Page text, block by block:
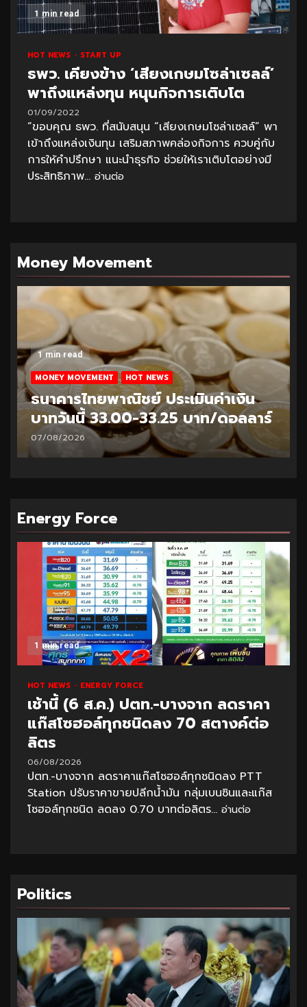
1 min read
HOT NEWS START UP
ธพว. เคียงข้าง ‘เสียงเกษมโซล่าเซลล์’
พาถึงแหล่งทุน หนุนกิจการเติบโต
01/09/2022
“ขอบคุณ ธพว. ที่สนับสนุน “เสียงเกษมโซล่าเซลล์” พา
เข้าถึงแหล่งเงินทุน เสริมสภาพคล่องกิจการ ควบคู่กับ
การให้คำปรึกษา แนะนำธุรกิจ ช่วยให้เราเติบโตอย่างมี
ประสิทธิภาพ... อ่านต่อ
Money Movement
1 min read
MONEY MOVEMENT HOT NEWS
ธนาคารไทยพาณิชย์ ประเมินค่าเงิน
บาทวันนี้ 33.00-33.25 บาท/ดอลลาร์
07/08/2026
Energy Force
1 min read
HOT NEWS ENERGY FORCE
เช้านี้ (6 ส.ค.) ปตท.-บางจาก ลดราคา
แก๊สโซฮอล์ทุกชนิดลง 70 สตางค์ต่อ
ลิตร
06/08/2026
ปตท.-บางจาก ลดราคาแก๊สโซฮอล์ทุกชนิดลง PTT
Station ปรับราคาขายปลีกน้ำมัน กลุ่มเบนซินและแก๊ส
โซฮอล์ทุกชนิด ลดลง 0.70 บาทต่อลิตร... อ่านต่อ
Politics